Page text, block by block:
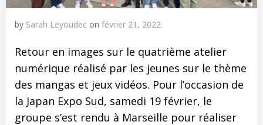
by Sarah Leyoudec on février 21, 2022
Retour en images sur le quatrième atelier
numérique réalisé par les jeunes sur le thème
des mangas et jeux vidéos. Pour l’occasion de
la Japan Expo Sud, samedi 19 février, le
groupe s’est rendu à Marseille pour réaliser